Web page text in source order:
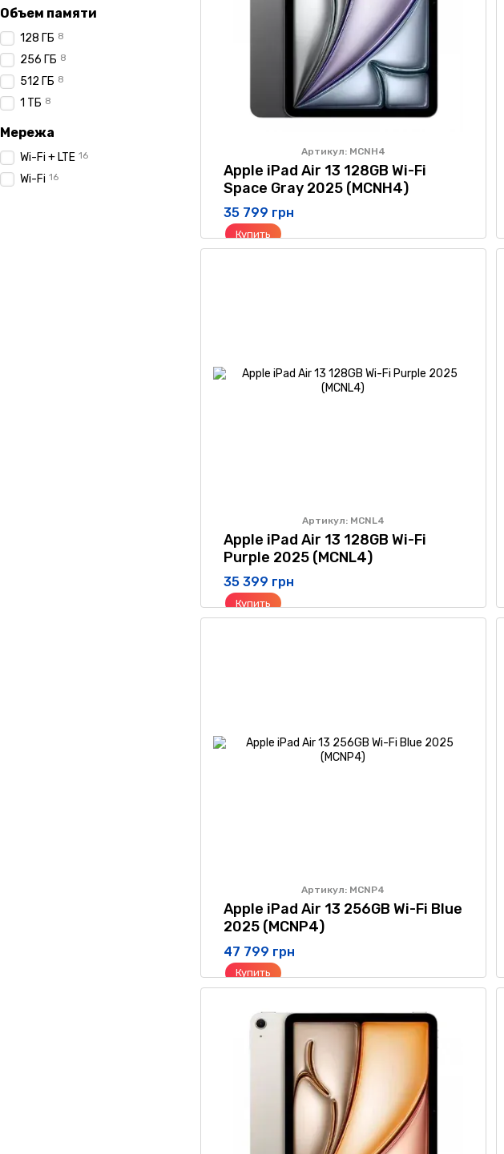
Артикул: MCNH4
Apple iPad Air 13 128GB Wi-Fi
Space Gray 2025 (MCNH4)
35 799 грн
Купить
Артикул: MCNL4
Apple iPad Air 13 128GB Wi-Fi
Purple 2025 (MCNL4)
35 399 грн
Купить
Артикул: MCNP4
Apple iPad Air 13 256GB Wi-Fi Blue
2025 (MCNP4)
47 799 грн
Купить
Объем памяти
128 ГБ 8
256 ГБ 8
512 ГБ 8
1 ТБ 8
Мережа
Wi-Fi + LTE 16
Wi-Fi 16